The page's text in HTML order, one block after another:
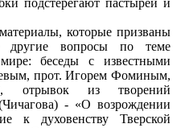
подстерегают пастырей и
которые призваны
вопросы по теме
беседы с известными
прот. Игорем Фоминым,
отрывок из творений
- «О возрождении
к духовенству Тверской